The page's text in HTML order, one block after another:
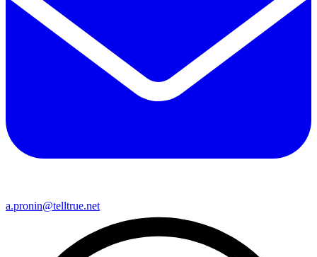
a.pronin@telltrue.net